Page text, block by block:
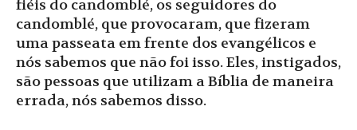
fiéis do candomblé, os seguidores do
candomblé, que provocaram, que fizeram
uma passeata em frente dos evangélicos e
nós sabemos que não foi isso. Eles, instigados,
são pessoas que utilizam a Bíblia de maneira
errada, nós sabemos disso.